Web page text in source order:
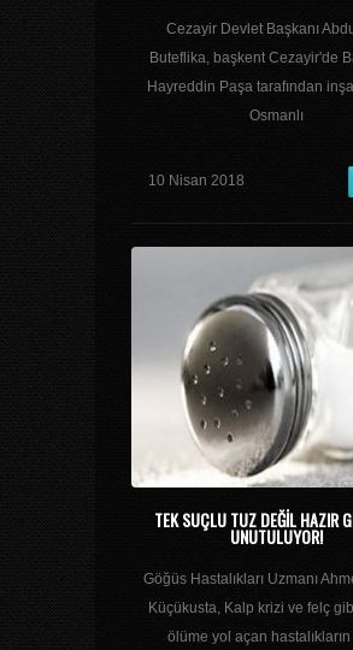
Cezayir Devlet Başkanı
Buteflika, başkent Cezayir'de
Hayreddin Paşa tarafından
Osmanlı
10 Nisan 2018
TEK SUÇLU TUZ DEĞIL HAZIR
UNUTULUYOR!
Göğüs Hastalıkları Uzmanı
Küçükusta, Kalp krizi ve felç
ölüme yol açan